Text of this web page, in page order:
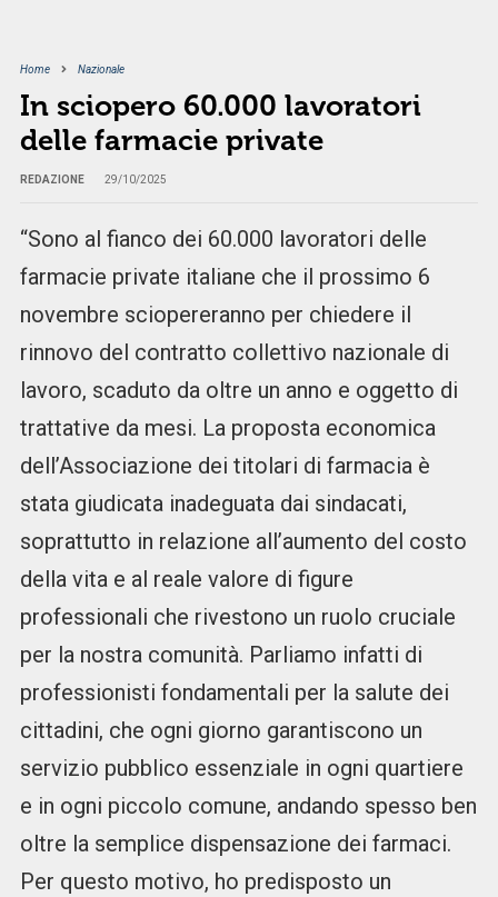
Home Nazionale
In sciopero 60.000 lavoratori
delle farmacie private
REDAZIONE 29/10/2025
“Sono al fianco dei 60.000 lavoratori delle
farmacie private italiane che il prossimo 6
novembre sciopereranno per chiedere il
rinnovo del contratto collettivo nazionale di
lavoro, scaduto da oltre un anno e oggetto di
trattative da mesi. La proposta economica
dell’Associazione dei titolari di farmacia è
stata giudicata inadeguata dai sindacati,
soprattutto in relazione all’aumento del costo
della vita e al reale valore di figure
professionali che rivestono un ruolo cruciale
per la nostra comunità. Parliamo infatti di
professionisti fondamentali per la salute dei
cittadini, che ogni giorno garantiscono un
servizio pubblico essenziale in ogni quartiere
e in ogni piccolo comune, andando spesso ben
oltre la semplice dispensazione dei farmaci.
Per questo motivo, ho predisposto un